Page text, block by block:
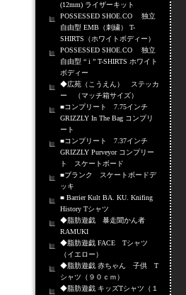
(12mm) ライザーキット
POSSESSED SHOE.CO 独立
自由型 EMB（刺繍） T-
SHIRTS（ホワイトボディー）
POSSESSED SHOE.CO 独立
自由型 “ i ” T-SHIRTS ホワイト
ボディー
◆広苑（こうえん） ステッカ
ー （マッチ箱サイズ）
■コンプリート 7.75インチ
GRIZZLY In The Bag コンプリ
ート
■コンプリート 7.37インチ
GRIZZLY Purveyor コンプリー
ト スケートボード
■ブランク スケートボードデ
ッキ
■ Barrier Kult BA. KU. Knifing
History Tシャツ
◆脂肪遊戯 暴走聞かん者
RAMUKI
◆脂肪遊戯 FACE Tシャツ
（イエロー）
◆脂肪遊戯 赤ちゃん 子供 T
シャツ（９０ｃｍ）
◆脂肪遊戯 キッズTシャツ（１